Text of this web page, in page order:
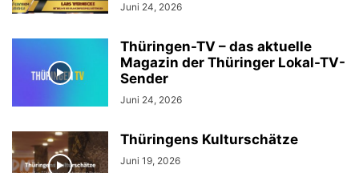
Juni 24, 2026
Thüringen-TV – das aktuelle
Magazin der Thüringer Lokal-TV-
Sender
Juni 24, 2026
Thüringens Kulturschätze
Juni 19, 2026